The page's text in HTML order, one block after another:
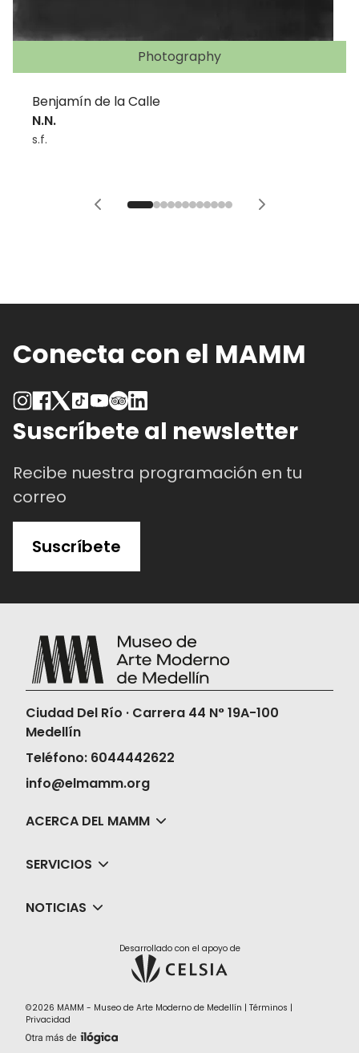
Photography
Benjamín de la Calle
N.N.
s.f.
Conecta con el MAMM
Suscríbete al newsletter
Recibe nuestra programación en tu
correo
Suscríbete
Ciudad Del Río · Carrera 44 N° 19A-100
Medellín
Teléfono: 6044442622
info@elmamm.org
ACERCA DEL MAMM
SERVICIOS
NOTICIAS
Desarrollado con el apoyo de
©2026 MAMM - Museo de Arte Moderno de Medellín | Términos |
Privacidad